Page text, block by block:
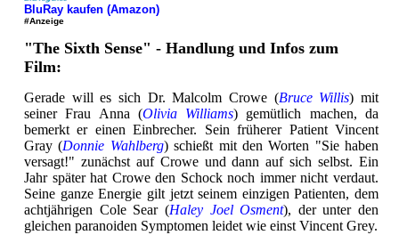
BluRay kaufen (Amazon)
#Anzeige
"The Sixth Sense" - Handlung und Infos zum
Film:
Gerade will es sich Dr. Malcolm Crowe (Bruce Willis) mit
seiner Frau Anna (Olivia Williams) gemütlich machen, da
bemerkt er einen Einbrecher. Sein früherer Patient Vincent
Gray (Donnie Wahlberg) schießt mit den Worten "Sie haben
versagt!" zunächst auf Crowe und dann auf sich selbst. Ein
Jahr später hat Crowe den Schock noch immer nicht verdaut.
Seine ganze Energie gilt jetzt seinem einzigen Patienten, dem
achtjährigen Cole Sear (Haley Joel Osment), der unter den
gleichen paranoiden Symptomen leidet wie einst Vincent Grey.